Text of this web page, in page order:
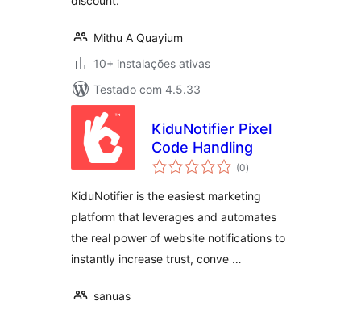
Mithu A Quayium
10+ instalações ativas
Testado com 4.5.33
KiduNotifier Pixel
Code Handling
(0avaliações
totais
)
KiduNotifier is the easiest marketing
platform that leverages and automates
the real power of website notifications to
instantly increase trust, conve …
sanuas